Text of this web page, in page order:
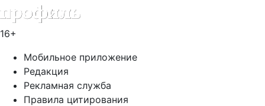
16+
Мобильное приложение
Редакция
Рекламная служба
Правила цитирования